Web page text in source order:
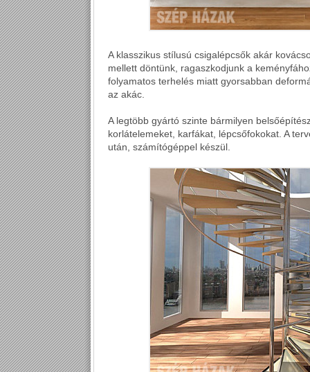
A klasszikus stílusú csigalépcsők akár
mellett döntünk, ragaszkodjunk a
folyamatos terhelés miatt gyorsabban
az akác.
A legtöbb gyártó szinte bármilyen
korlátelemeket, karfákat, lépcsőfokokat. A
után, számítógéppel készül.